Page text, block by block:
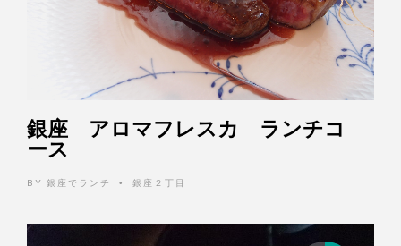
銀座 アロマフレスカ ランチコ
ース
BY 銀座でランチ • 銀座２丁目